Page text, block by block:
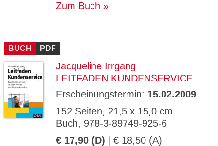
Zum Buch
BUCH PDF
Jacqueline Irrgang
LEITFADEN KUNDENSERVICE
Erscheinungstermin: 15.02.2009
152 Seiten, 21,5 x 15,0 cm
Buch, 978-3-89749-925-6
€ 17,90 (D) | € 18,50 (A)